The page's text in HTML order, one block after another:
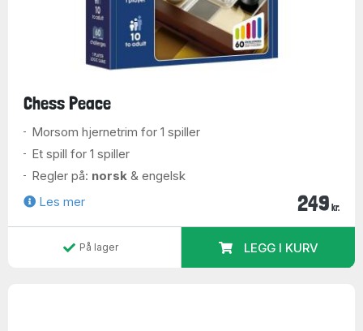
Chess Peace
Morsom hjernetrim for 1 spiller
Et spill for 1 spiller
Regler på: norsk& engelsk
Les mer
249 kr.
På lager LEGG I KURV